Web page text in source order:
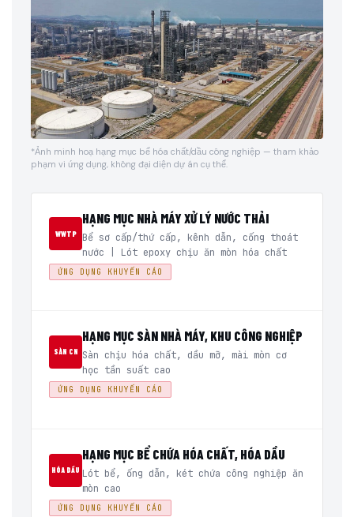
*Ảnh minh hoạ hạng mục bể hóa chất/dầu công nghiệp — tham khảo
phạm vi ứng dụng, không đại diện dự án cụ thể.
WWTP
HẠNG MỤC NHÀ MÁY XỬ LÝ NƯỚC THẢI
Bể sơ cấp/thứ cấp, kênh dẫn, cống thoát
nước | Lót epoxy chịu ăn mòn hóa chất
ỨNG DỤNG KHUYẾN CÁO
SÀN CN
HẠNG MỤC SÀN NHÀ MÁY, KHU CÔNG NGHIỆP
Sàn chịu hóa chất, dầu mỡ, mài mòn cơ
học tần suất cao
ỨNG DỤNG KHUYẾN CÁO
HÓA DẦU
HẠNG MỤC BỂ CHỨA HÓA CHẤT, HÓA DẦU
Lót bể, ống dẫn, két chứa công nghiệp ăn
mòn cao
ỨNG DỤNG KHUYẾN CÁO